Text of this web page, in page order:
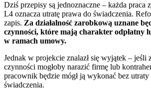
Dziś przepisy są jednoznaczne – każda praca
L4 oznacza utratę prawa do świadczenia.
zapis. Za działalność zarobkową uznane
czynności, które mają charakter odpłatny
w ramach umowy.
Jednak w projekcie znalazł się wyjątek – jeśli
czynności mogłoby narazić firmę lub
pracownik będzie mógł ją wykonać bez
świadczenia.